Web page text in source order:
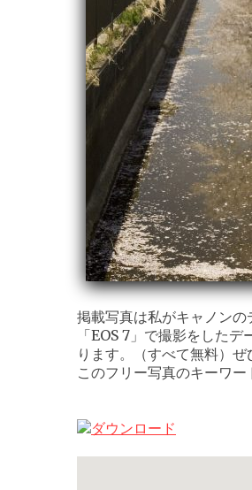
掲載写真は私がキャノン
「EOS 7」で撮影をした
ります。（すべて無料）
このフリー写真のキーワー